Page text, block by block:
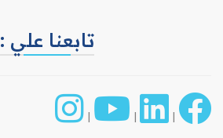
تابعنا علي :
|
|
|